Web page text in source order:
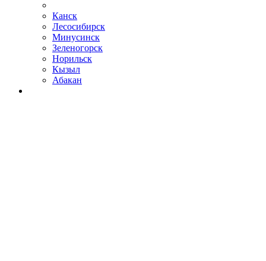
Канск
Лесосибирск
Минусинск
Зеленогорск
Норильск
Кызыл
Абакан